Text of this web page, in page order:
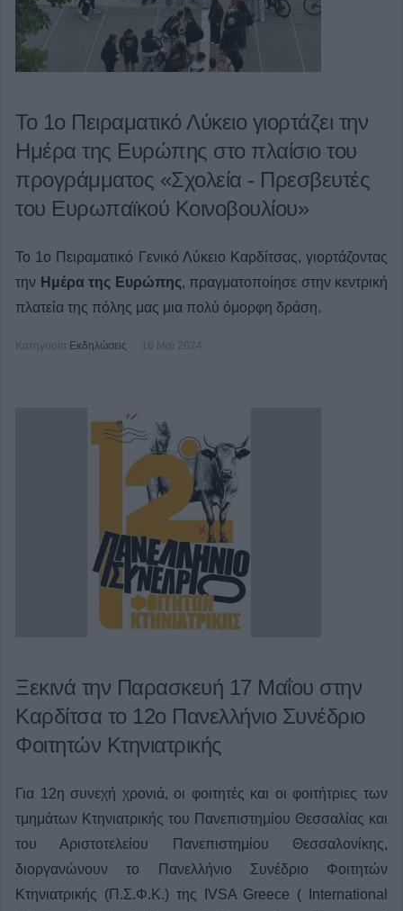
Το 1ο Πειραματικό Λύκειο γιορτάζει την
Ημέρα της Ευρώπης στο πλαίσιο του
προγράμματος «Σχολεία - Πρεσβευτές
του Ευρωπαϊκού Κοινοβουλίου»
To 1o Πειραματικό Γενικό Λύκειο Καρδίτσας, γιορτάζοντας
την Ημέρα της Ευρώπης, πραγματοποίησε στην κεντρική
πλατεία της πόλης μας μια πολύ όμορφη δράση.
Κατηγορία Εκδηλώσεις 16 Μαϊ 2024
Ξεκινά την Παρασκευή 17 Μαΐου στην
Καρδίτσα το 12ο Πανελλήνιο Συνέδριο
Φοιτητών Κτηνιατρικής
Για 12η συνεχή χρονιά, οι φοιτητές και οι φοιτήτριες των
τμημάτων Κτηνιατρικής του Πανεπιστημίου Θεσσαλίας και
του Αριστοτελείου Πανεπιστημίου Θεσσαλονίκης,
διοργανώνουν το Πανελλήνιο Συνέδριο Φοιτητών
Κτηνιατρικής (Π.Σ.Φ.Κ.) της IVSA Greece ( International